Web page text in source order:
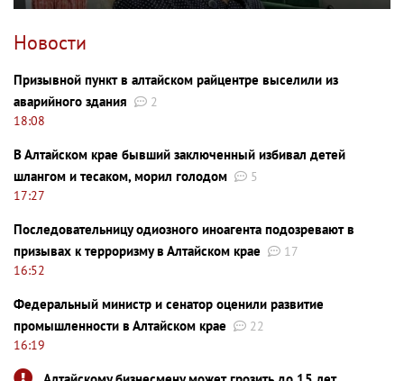
Новости
Призывной пункт в алтайском райцентре выселили из
аварийного здания
2
18:08
В Алтайском крае бывший заключенный избивал детей
шлангом и тесаком, морил голодом
5
17:27
Последовательницу одиозного иноагента подозревают в
призывах к терроризму в Алтайском крае
17
16:52
Федеральный министр и сенатор оценили развитие
промышленности в Алтайском крае
22
16:19